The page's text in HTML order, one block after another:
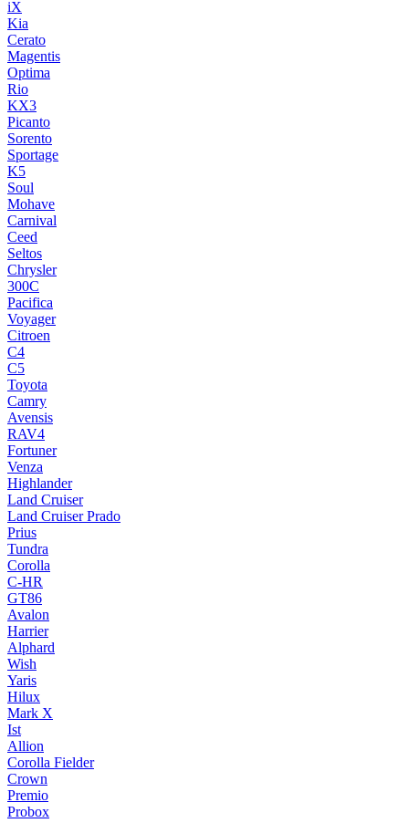
iX
Kia
Cerato
Magentis
Optima
Rio
KX3
Picanto
Sorento
Sportage
K5
Soul
Mohave
Carnival
Ceed
Seltos
Chrysler
300C
Pacifica
Voyager
Citroen
C4
C5
Toyota
Camry
Avensis
RAV4
Fortuner
Venza
Highlander
Land Cruiser
Land Cruiser Prado
Prius
Tundra
Corolla
C-HR
GT86
Avalon
Harrier
Alphard
Wish
Yaris
Hilux
Mark X
Ist
Allion
Corolla Fielder
Crown
Premio
Probox